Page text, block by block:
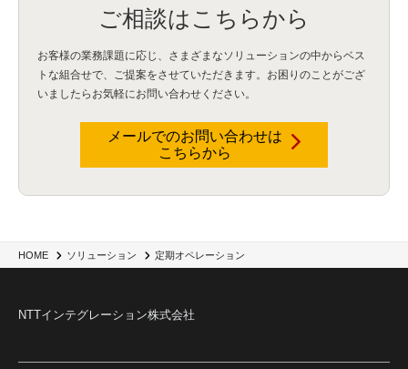
HOME ソリューション 定期オペレーション
ご相談はこちらから
お客様の業務課題に応じ、さまざまなソリューションの中からベス
トな組合せで、
ご提案をさせていただきます。お困りのことがござ
いましたらお気軽にお問い合わせください。
メールでのお問い合わせは
こちらから
NTTインテグレーション株式会社